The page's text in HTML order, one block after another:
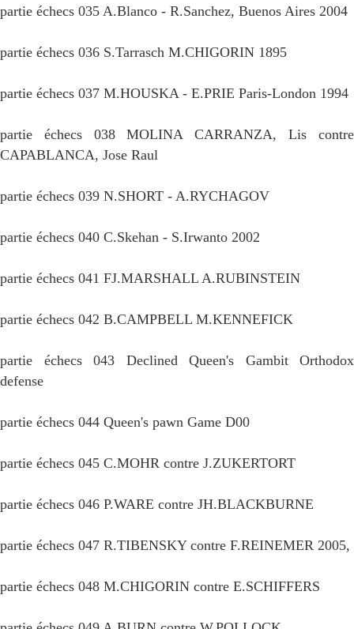
partie échecs 035 A.Blanco - R.Sanchez, Buenos Aires 2004
partie échecs 036 S.Tarrasch M.CHIGORIN 1895
partie échecs 037 M.HOUSKA - E.PRIE Paris-London 1994
partie échecs 038 MOLINA CARRANZA, Lis contre
CAPABLANCA, Jose Raul
partie échecs 039 N.SHORT - A.RYCHAGOV
partie échecs 040 C.Skehan - S.Irwanto 2002
partie échecs 041 FJ.MARSHALL A.RUBINSTEIN
partie échecs 042 B.CAMPBELL M.KENNEFICK
partie échecs 043 Declined Queen's Gambit Orthodox
defense
partie échecs 044 Queen's pawn Game D00
partie échecs 045 C.MOHR contre J.ZUKERTORT
partie échecs 046 P.WARE contre JH.BLACKBURNE
partie échecs 047 R.TIBENSKY contre F.REINEMER 2005,
partie échecs 048 M.CHIGORIN contre E.SCHIFFERS